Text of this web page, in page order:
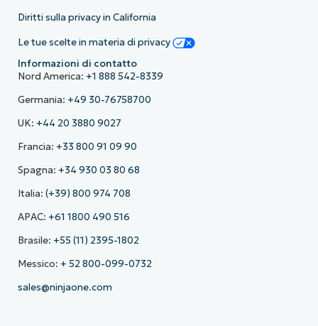
Diritti sulla privacy in California
Le tue scelte in materia di privacy
Informazioni di contatto
Nord America: +1 888 542-8339
Germania: +49 30-76758700
UK: +44 20 3880 9027
Francia: +33 800 91 09 90
Spagna: +34 930 03 80 68
Italia: (+39) 800 974 708
APAC: +61 1800 490 516
Brasile: +55 (11) 2395-1802
Messico: + 52 800-099-0732
sales@ninjaone.com